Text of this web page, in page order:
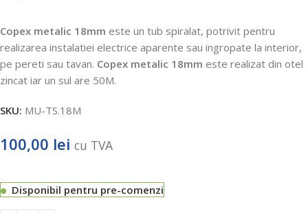
Copex metalic 18mm este un tub spiralat, potrivit pentru
realizarea instalatiei electrice aparente sau ingropate la interior,
pe pereti sau tavan. Copex metalic 18mm este realizat din otel
zincat iar un sul are 50M.
SKU: MU-TS.18M
100,00 lei cu TVA
Disponibil pentru pre-comenzi